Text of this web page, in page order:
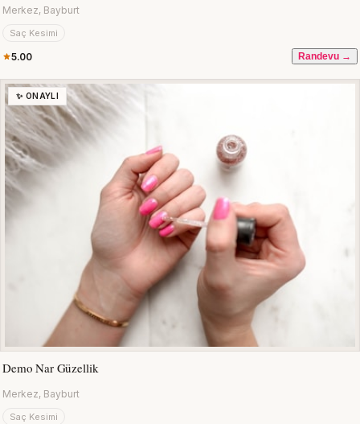
Merkez, Bayburt
Saç Kesimi
5.00 Randevu →
✨ ONAYLI
Demo Nar Güzellik
Merkez, Bayburt
Saç Kesimi